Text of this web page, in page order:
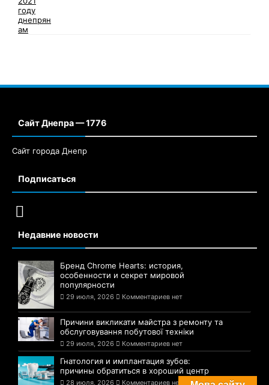
Сайт Днепра — 1776
Сайт города Днепр
Подписаться
Недавние новости
Бренд Chrome Hearts: история,
особенности и секрет мировой
популярности
29 июля, 2026 Комментариев нет
Причини викликати майстра з ремонту та
обслуговування побутової техніки
29 июля, 2026 Комментариев нет
Гнатология и имплантация зубов:
причины обратиться в хороший центр
28 июля, 2026 Комментариев нет